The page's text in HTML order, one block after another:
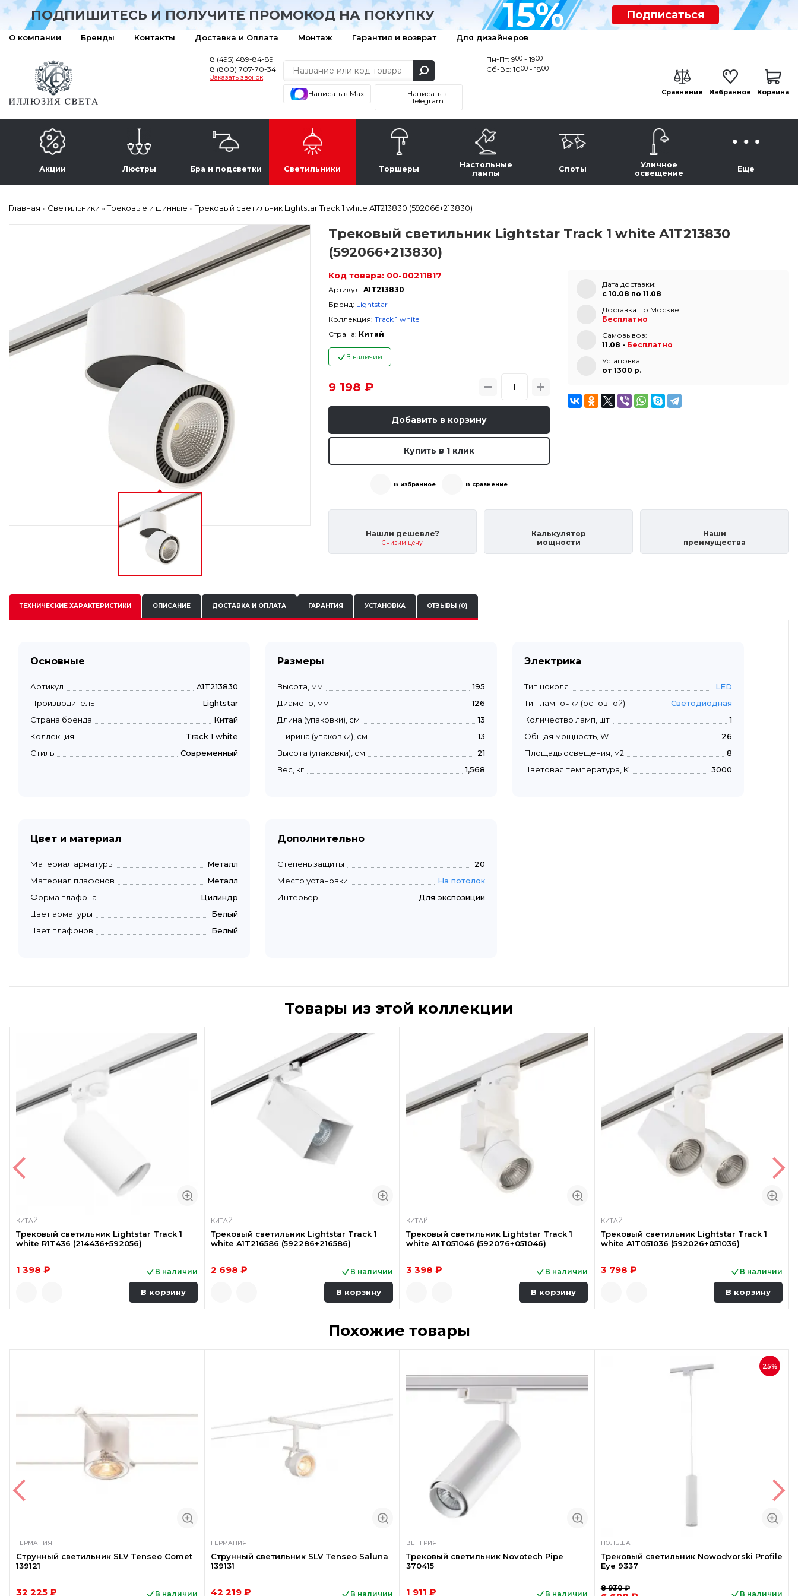
ПОДПИШИТЕСЬ И ПОЛУЧИТЕ ПРОМОКОД НА ПОКУПКУ 15% Подписаться
О компании Бренды Контакты Доставка и Оплата Монтаж Гарантия и возврат Для дизайнеров
8 (495) 489-84-89
8 (800) 707-70-34
Заказать звонок
Написать в Max
Написать в
Telegram
Пн-Пт: 900 - 1900
Сб-Вс: 1000 - 1800
Сравнение Избранное Корзина
Акции Люстры Бра и подсветки Светильники Торшеры
Настольные
лампы
Споты
Уличное
освещение
Еще
Главная » Светильники »Трековые и шинные »Трековый светильник Lightstar Track 1 white A1T213830 (592066+213830)
Трековый светильник Lightstar Track 1 white A1T213830
(592066+213830)
Код товара: 00-00211817
Артикул: A1T213830
Бренд: Lightstar
Коллекция: Track 1 white
Страна: Китай
В наличии
9 198 ₽
Добавить в корзину
Купить в 1 клик
В избранное В сравнение
Дата доставки:
с 10.08 по 11.08
Доставка по Москве:
Бесплатно
Самовывоз:
11.08 - Бесплатно
Установка:
от 1300 p.
Нашли дешевле?
Снизим цену
Калькулятор
мощности
Наши
преимущества
ТЕХНИЧЕСКИЕХАРАКТЕРИСТИКИ ОПИСАНИЕ ДОСТАВКА И ОПЛАТА ГАРАНТИЯ УСТАНОВКА ОТЗЫВЫ (0)
Основные
Артикул
A1T213830
Производитель
Lightstar
Страна бренда
Китай
Коллекция
Track 1 white
Стиль
Современный
Размеры
Высота, мм
195
Диаметр, мм
126
Длина (упаковки), см
13
Ширина (упаковки), см
13
Высота (упаковки), см
21
Вес, кг
1,568
Электрика
Тип цоколя
LED
Тип лампочки (основной)
Светодиодная
Количество ламп, шт
1
Общая мощность, W
26
Площадь освещения, м2
8
Цветовая температура, K
3000
Цвет и материал
Материал арматуры
Металл
Материал плафонов
Металл
Форма плафона
Цилиндр
Цвет арматуры
Белый
Цвет плафонов
Белый
Дополнительно
Степень защиты
20
Место установки
На потолок
Интерьер
Для экспозиции
Товары из этой коллекции
КИТАЙ
Трековый светильник Lightstar Track 1
white R1T436 (214436+592056)
1 398 ₽ В наличии
В корзину
КИТАЙ
Трековый светильник Lightstar Track 1
white A1T216586 (592286+216586)
2 698 ₽ В наличии
В корзину
КИТАЙ
Трековый светильник Lightstar Track 1
white A1T051046 (592076+051046)
3 398 ₽ В наличии
В корзину
КИТАЙ
Трековый светильник Lightstar Track 1
white A1T051036 (592026+051036)
3 798 ₽ В наличии
В корзину
Похожие товары
ГЕРМАНИЯ
Струнный светильник SLV Tenseo Comet
139121
32 225 ₽ В наличии
ГЕРМАНИЯ
Струнный светильник SLV Tenseo Saluna
139131
42 219 ₽ В наличии
ВЕНГРИЯ
Трековый светильник Novotech Pipe
370415
1 911 ₽ В наличии
25%
ПОЛЬША
Трековый светильник Nowodvorski Profile
Eye 9337
8 930 ₽
В наличии